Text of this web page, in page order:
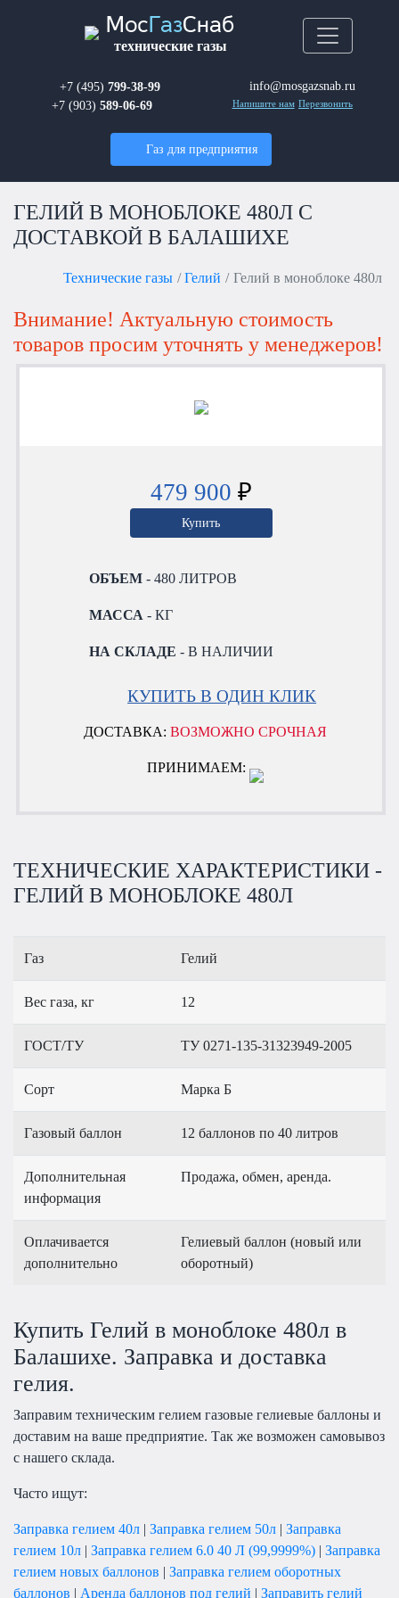
Мос ГазСнаб
технические газы
+7 (495) 799-38-99
+7 (903) 589-06-69
info@mosgazsnab.ru
Напишите нам Перезвонить
Газ для предприятия
ГЕЛИЙ В МОНОБЛОКЕ 480Л С
ДОСТАВКОЙ В БАЛАШИХЕ
Технические газы Гелий Гелий в моноблоке 480л
Внимание! Актуальную стоимость
товаров просим уточнять у менеджеров!
479 900 ₽
Купить
ОБЪЕМ - 480 ЛИТРОВ
МАССА - КГ
НА СКЛАДЕ - В НАЛИЧИИ
КУПИТЬ В ОДИН КЛИК
ДОСТАВКА:ВОЗМОЖНО СРОЧНАЯ
ПРИНИМАЕМ:
ТЕХНИЧЕСКИЕ ХАРАКТЕРИСТИКИ -
ГЕЛИЙ В МОНОБЛОКЕ 480Л
Газ Гелий
Вес газа, кг 12
ГОСТ/ТУ ТУ 0271-135-31323949-2005
Сорт Марка Б
Газовый баллон 12 баллонов по 40 литров
Дополнительная
информация
Продажа, обмен, аренда.
Оплачивается
дополнительно
Гелиевый баллон (новый или
оборотный)
Купить Гелий в моноблоке 480л в
Балашихе. Заправка и доставка
гелия.
Заправим техническим гелием газовые гелиевые баллоны и
доставим на ваше предприятие. Так же возможен самовывоз
с нашего склада.
Часто ищут:
Заправка гелием 40л | Заправка гелием 50л | Заправка
гелием 10л | Заправка гелием 6.0 40 Л (99,9999%) | Заправка
гелием новых баллонов | Заправка гелием оборотных
баллонов | Аренда баллонов под гелий | Заправить гелий